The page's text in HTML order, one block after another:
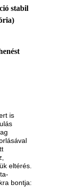
stabil
is
eltérés.
bontja: